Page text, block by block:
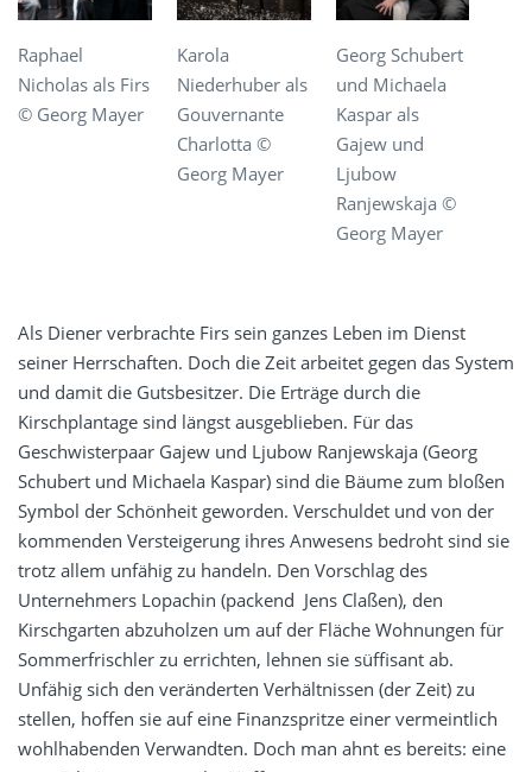
Raphael
Nicholas als Firs
© Georg Mayer
Karola
Niederhuber als
Gouvernante
Charlotta ©
Georg Mayer
Georg Schubert
und Michaela
Kaspar als
Gajew und
Ljubow
Ranjewskaja ©
Georg Mayer
Als Diener verbrachte Firs sein ganzes Leben im Dienst
seiner Herrschaften. Doch die Zeit arbeitet gegen das System
und damit die Gutsbesitzer. Die Erträge durch die
Kirschplantage sind längst ausgeblieben. Für das
Geschwisterpaar Gajew und Ljubow Ranjewskaja (Georg
Schubert und Michaela Kaspar) sind die Bäume zum bloßen
Symbol der Schönheit geworden. Verschuldet und von der
kommenden Versteigerung ihres Anwesens bedroht sind sie
trotz allem unfähig zu handeln. Den Vorschlag des
Unternehmers Lopachin (packend Jens Claßen), den
Kirschgarten abzuholzen um auf der Fläche Wohnungen für
Sommerfrischler zu errichten, lehnen sie süffisant ab.
Unfähig sich den veränderten Verhältnissen (der Zeit) zu
stellen, hoffen sie auf eine Finanzspritze einer vermeintlich
wohlhabenden Verwandten. Doch man ahnt es bereits: eine